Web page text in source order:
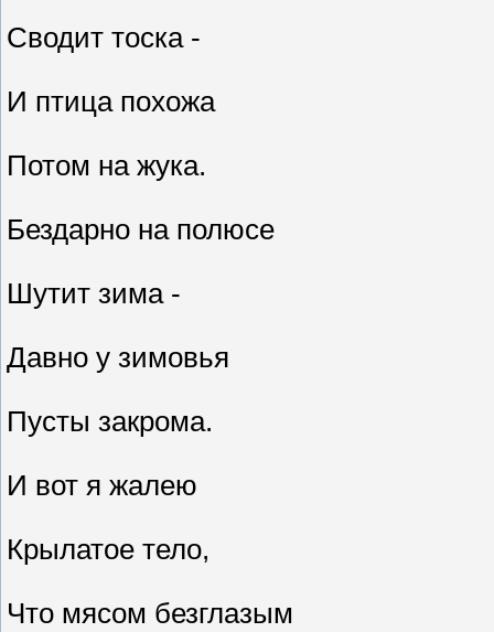
Сводит тоска -
И птица похожа
Потом на жука.
Бездарно на полюсе
Шутит зима -
Давно у зимовья
Пусты закрома.
И вот я жалею
Крылатое тело,
Что мясом безглазым